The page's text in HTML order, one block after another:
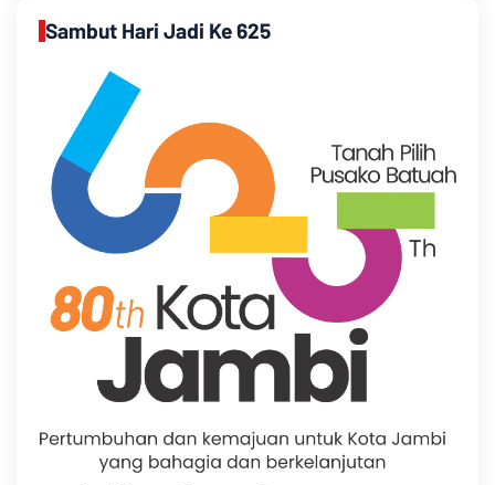
Sambut Hari Jadi Ke 625